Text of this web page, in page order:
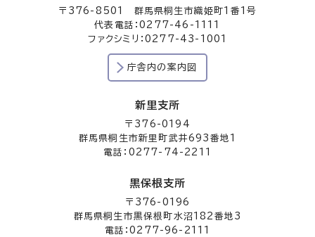
〒376-8501 群馬県桐生市織姫町1番1号
代表電話：0277-46-1111
ファクシミリ：0277-43-1001
庁舎内の案内図
新里支所
〒376-0194
群馬県桐生市新里町武井693番地1
電話：0277-74-2211
黒保根支所
〒376-0196
群馬県桐生市黒保根町水沼182番地3
電話：0277-96-2111